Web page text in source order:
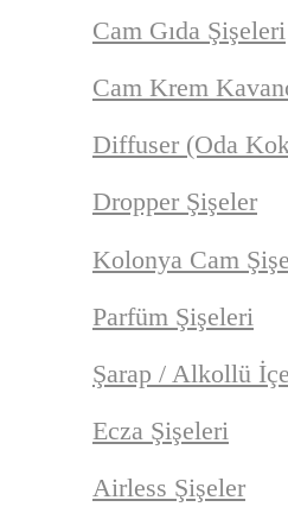
Cam Gıda Şişeleri
Cam Krem
Diffuser (Oda
Dropper Şişeler
Kolonya Cam
Parfüm Şişeleri
Şarap / Alkollü
Ecza Şişeleri
Airless Şişeler